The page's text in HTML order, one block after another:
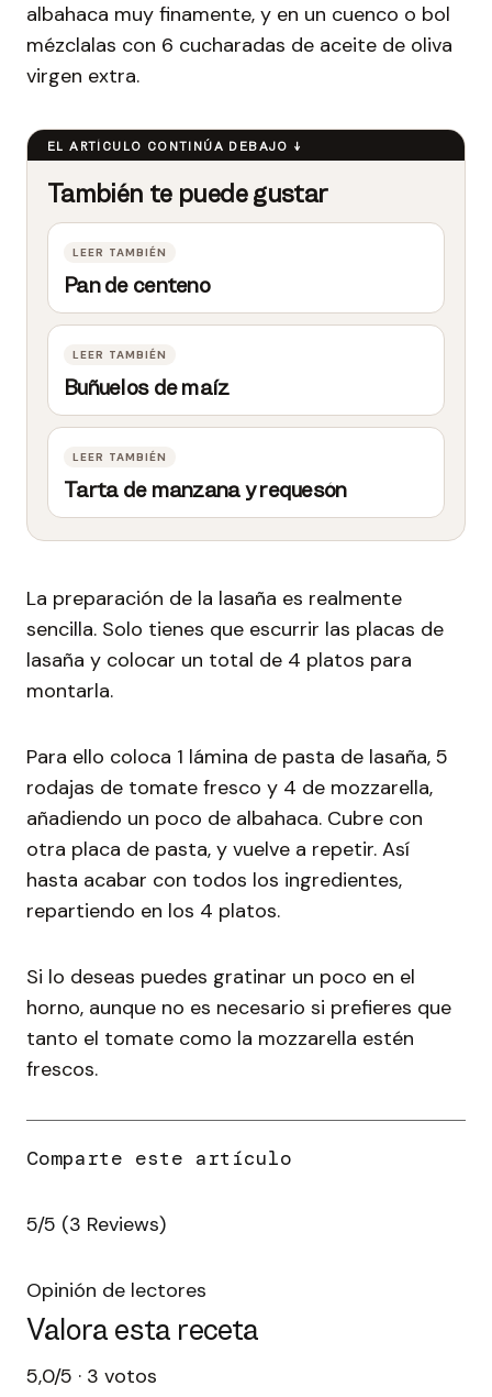
albahaca muy finamente, y en un cuenco o bol
mézclalas con 6 cucharadas de aceite de oliva
virgen extra.
Pan de centeno
Buñuelos de maíz
Tarta de manzana y requesón
La preparación de la lasaña es realmente
sencilla. Solo tienes que escurrir las placas de
lasaña y colocar un total de 4 platos para
montarla.
Para ello coloca 1 lámina de pasta de lasaña, 5
rodajas de tomate fresco y 4 de mozzarella,
añadiendo un poco de albahaca. Cubre con
otra placa de pasta, y vuelve a repetir. Así
hasta acabar con todos los ingredientes,
repartiendo en los 4 platos.
Si lo deseas puedes gratinar un poco en el
horno, aunque no es necesario si prefieres que
tanto el tomate como la mozzarella estén
frescos.
5/5 (3 Reviews)
Opinión de lectores
Valora esta receta
5,0/5 · 3 votos